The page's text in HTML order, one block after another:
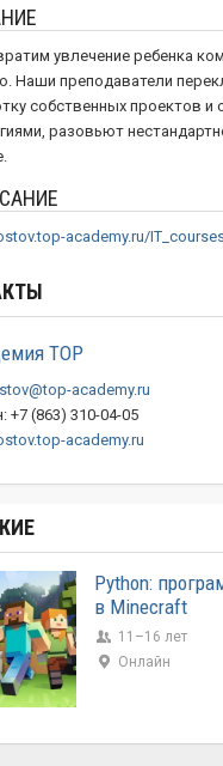
увлечение ребенка
Наши преподаватели
собственных проектов
разовьют
academy.ru/
TOP
academy.ru
+7 (863) 310-04-05
academy.ru
Python:
в Minecraft
11–16 лет
Онлайн